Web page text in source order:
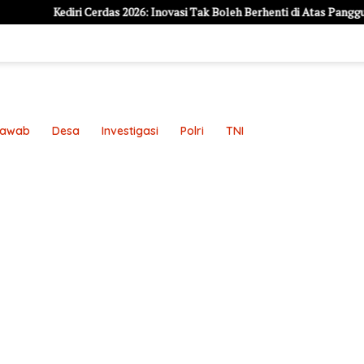
Cerdas 2026: Inovasi Tak Boleh Berhenti di Atas Panggung, Harus
Desa Investigasi Polri TNI